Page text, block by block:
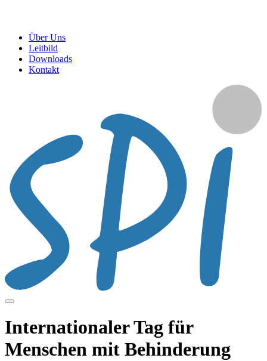
Über Uns
Leitbild
Downloads
Kontakt
Internationaler Tag für
Menschen mit Behinderung